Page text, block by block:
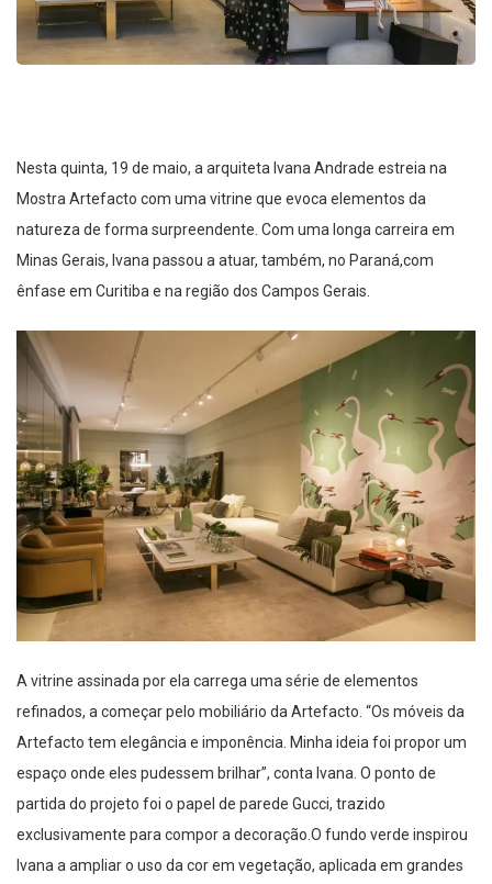
Nesta quinta, 19 de maio, a arquiteta Ivana Andrade estreia na
Mostra Artefacto com uma vitrine que evoca elementos da
natureza de forma surpreendente. Com uma longa carreira em
Minas Gerais, Ivana passou a atuar, também, no Paraná,com
ênfase em Curitiba e na região dos Campos Gerais.
A vitrine assinada por ela carrega uma série de elementos
refinados, a começar pelo mobiliário da Artefacto. “Os móveis da
Artefacto tem elegância e imponência. Minha ideia foi propor um
espaço onde eles pudessem brilhar”, conta Ivana. O ponto de
partida do projeto foi o papel de parede Gucci, trazido
exclusivamente para compor a decoração.O fundo verde inspirou
Ivana a ampliar o uso da cor em vegetação, aplicada em grandes